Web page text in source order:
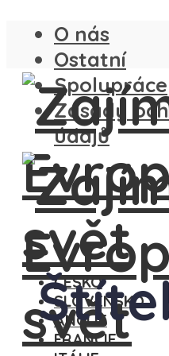
O nás
Ostatní
Spolupráce
Zásady
údajů
ČESKO
SLOVENSKO
ANGLIE
FRANCIE